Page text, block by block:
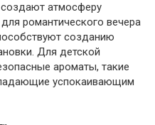
создают атмосферу
романтического вечера
созданию
Для детской
ароматы, такие
успокаивающим